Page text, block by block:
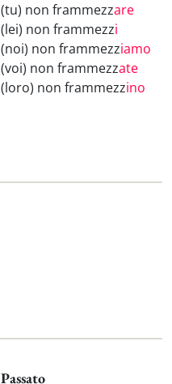
(tu) non frammezzare
(lei) non frammezzi
(noi) non frammezziamo
(voi) non frammezzate
(loro) non frammezzino
Passato